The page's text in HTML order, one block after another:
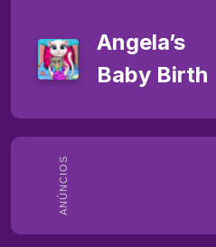
ANÚNCIOS
Angela’s
Baby Birth